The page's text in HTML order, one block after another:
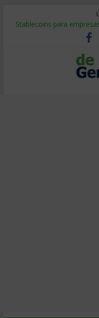
Stablecoins para
Despido silencioso: qué
IA en selección de
Trabajo forzoso en la
Mercado hispano de EE.